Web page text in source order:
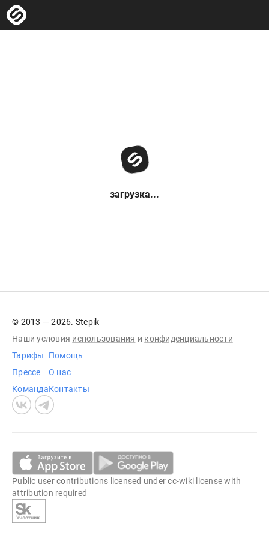
загрузка...
© 2013 — 2026. Stepik
Наши условия использования и конфиденциальности
Тарифы
Прессе
Команда
Помощь
О нас
Контакты
Public user contributions licensed undercc-wiki license with
attribution required